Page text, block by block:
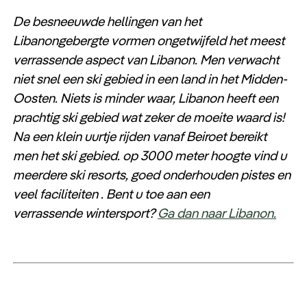
De besneeuwde hellingen van het
Libanongebergte vormen ongetwijfeld het meest
verrassende aspect van Libanon. Men verwacht
niet snel een ski gebied in een land in het Midden-
Oosten. Niets is minder waar, Libanon heeft een
prachtig ski gebied wat zeker de moeite waard is!
Na een klein uurtje rijden vanaf Beiroet bereikt
men het ski gebied. op 3000 meter hoogte vind u
meerdere ski resorts, goed onderhouden pistes en
veel faciliteiten . Bent u toe aan een
verrassende wintersport?Ga dan naar Libanon.